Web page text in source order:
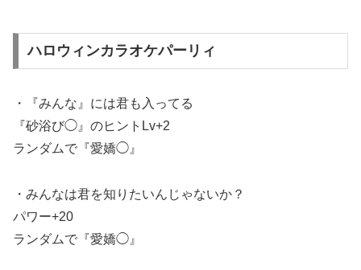
ハロウィンカラオケパーリィ
・『みんな』には君も入ってる
『砂浴び◯』のヒントLv+2
ランダムで『愛嬌◯』
・みんなは君を知りたいんじゃないか？
パワー+20
ランダムで『愛嬌◯』